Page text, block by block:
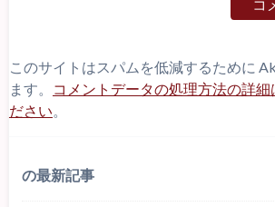
このサイトはスパムを低減するために
ます。
コメントデータの処理方法の詳細
ださい
の最新記事